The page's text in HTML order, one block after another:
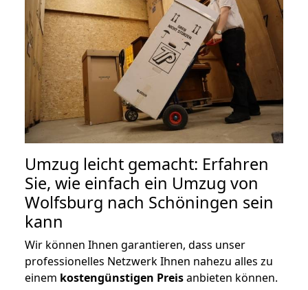
Umzug leicht gemacht: Erfahren
Sie, wie einfach ein Umzug von
Wolfsburg nach Schöningen sein
kann
Wir können Ihnen garantieren, dass unser
professionelles Netzwerk Ihnen nahezu alles zu
einem kostengünstigen Preisanbieten können.